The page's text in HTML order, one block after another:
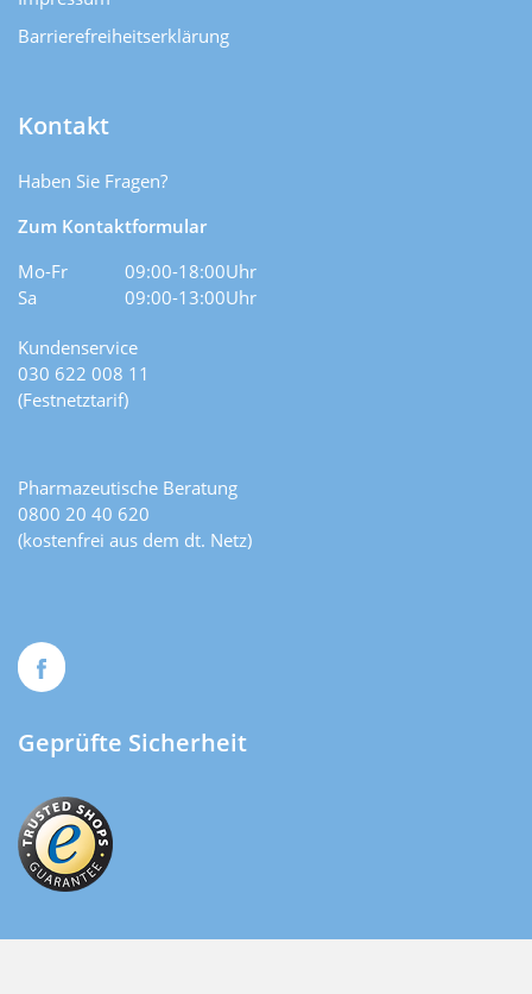
Barrierefreiheitserklärung
Kontakt
Haben Sie Fragen?
Zum Kontaktformular
Mo-Fr
09:00-18:00Uhr
Sa
09:00-13:00Uhr
Kundenservice
030 622 008 11
(Festnetztarif)
Pharmazeutische Beratung
0800 20 40 620
(kostenfrei aus dem dt. Netz)
Geprüfte Sicherheit